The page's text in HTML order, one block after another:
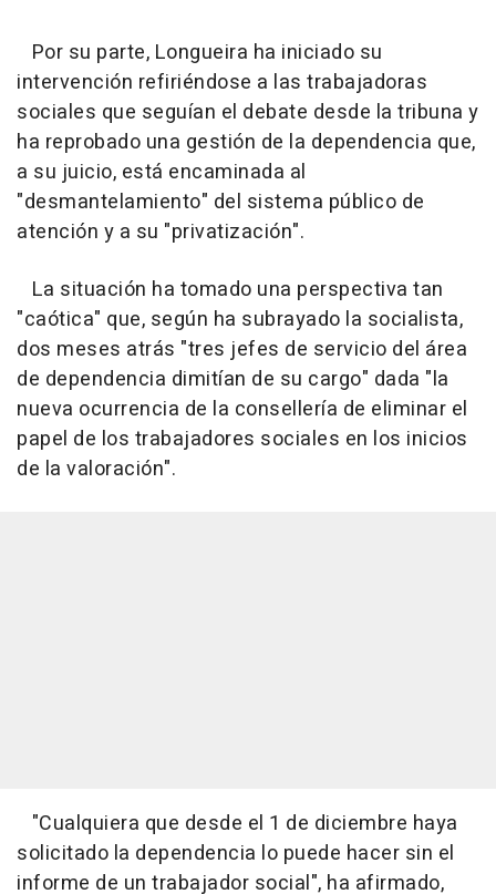
Por su parte, Longueira ha iniciado su
intervención refiriéndose a las trabajadoras
sociales que seguían el debate desde la tribuna y
ha reprobado una gestión de la dependencia que,
a su juicio, está encaminada al
"desmantelamiento" del sistema público de
atención y a su "privatización".
La situación ha tomado una perspectiva tan
"caótica" que, según ha subrayado la socialista,
dos meses atrás "tres jefes de servicio del área
de dependencia dimitían de su cargo" dada "la
nueva ocurrencia de la consellería de eliminar el
papel de los trabajadores sociales en los inicios
de la valoración".
"Cualquiera que desde el 1 de diciembre haya
solicitado la dependencia lo puede hacer sin el
informe de un trabajador social", ha afirmado,